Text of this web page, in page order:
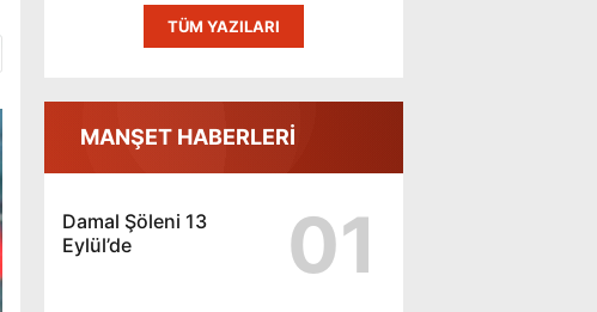
TÜM YAZILARI
MANŞET HABERLERİ
Damal Şöleni 13
Eylül’de
01